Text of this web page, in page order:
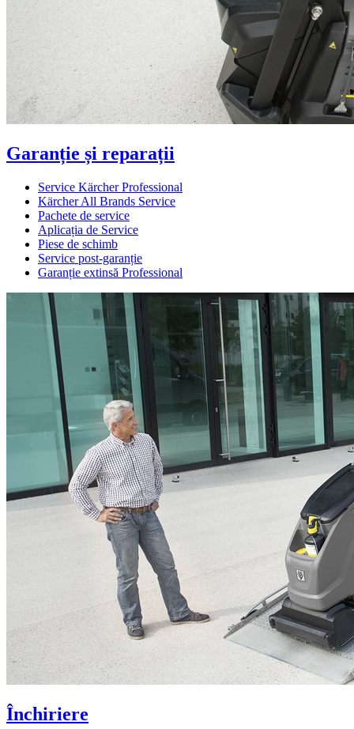
Garanție și reparații
Service Kärcher Professional
Kärcher All Brands Service
Pachete de service
Aplicația de Service
Piese de schimb
Service post-garanție
Garanție extinsă Professional
Închiriere